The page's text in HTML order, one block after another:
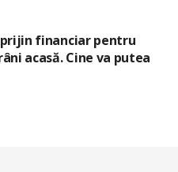
financiar pentru
acasă. Cine va putea